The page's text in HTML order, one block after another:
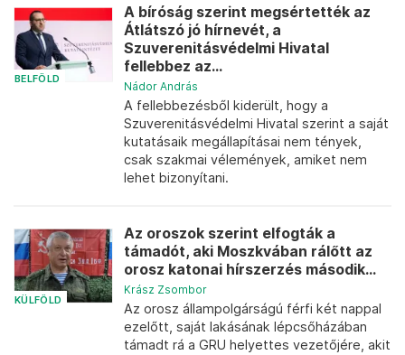
BELFÖLD
A bíróság szerint megsértették az
Átlátszó jó hírnevét, a
Szuverenitásvédelmi Hivatal
fellebbez az...
Nádor András
A fellebbezésből kiderült, hogy a
Szuverenitásvédelmi Hivatal szerint a saját
kutatásaik megállapításai nem tények,
csak szakmai vélemények, amiket nem
lehet bizonyítani.
KÜLFÖLD
Az oroszok szerint elfogták a
támadót, aki Moszkvában rálőtt az
orosz katonai hírszerzés második...
Krász Zsombor
Az orosz állampolgárságú férfi két nappal
ezelőtt, saját lakásának lépcsőházában
támadt rá a GRU helyettes vezetőjére, akit